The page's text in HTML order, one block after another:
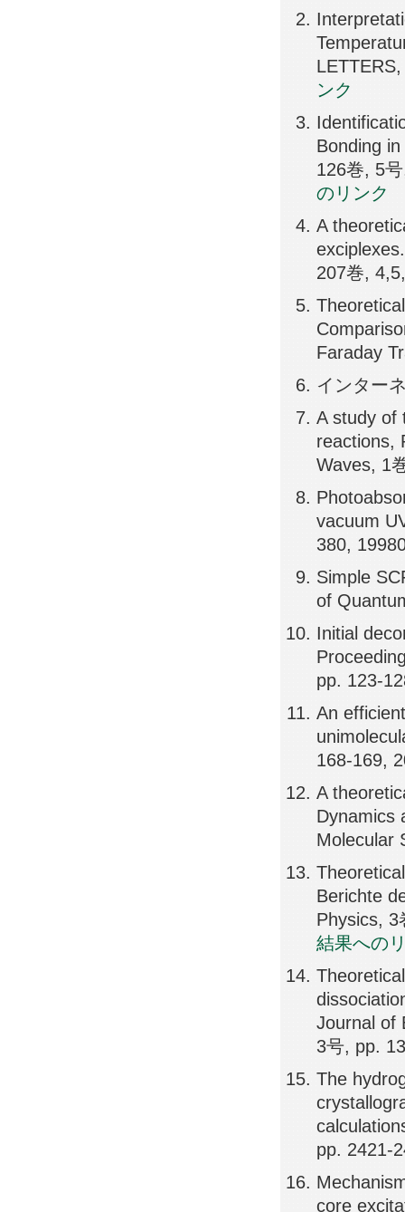
ンク
Bonding
126巻, 5
のリンク
A
207巻,
Faraday
インター
A study of
reactions,
Waves, 1
vacuum
380,
Simple
of
Initial
pp. 123-
An
168-169,
A
Dynamics
Molecular
Berichte
Physics, 3
結果への
Journal of
3号, pp.
The
pp. 2421-
core